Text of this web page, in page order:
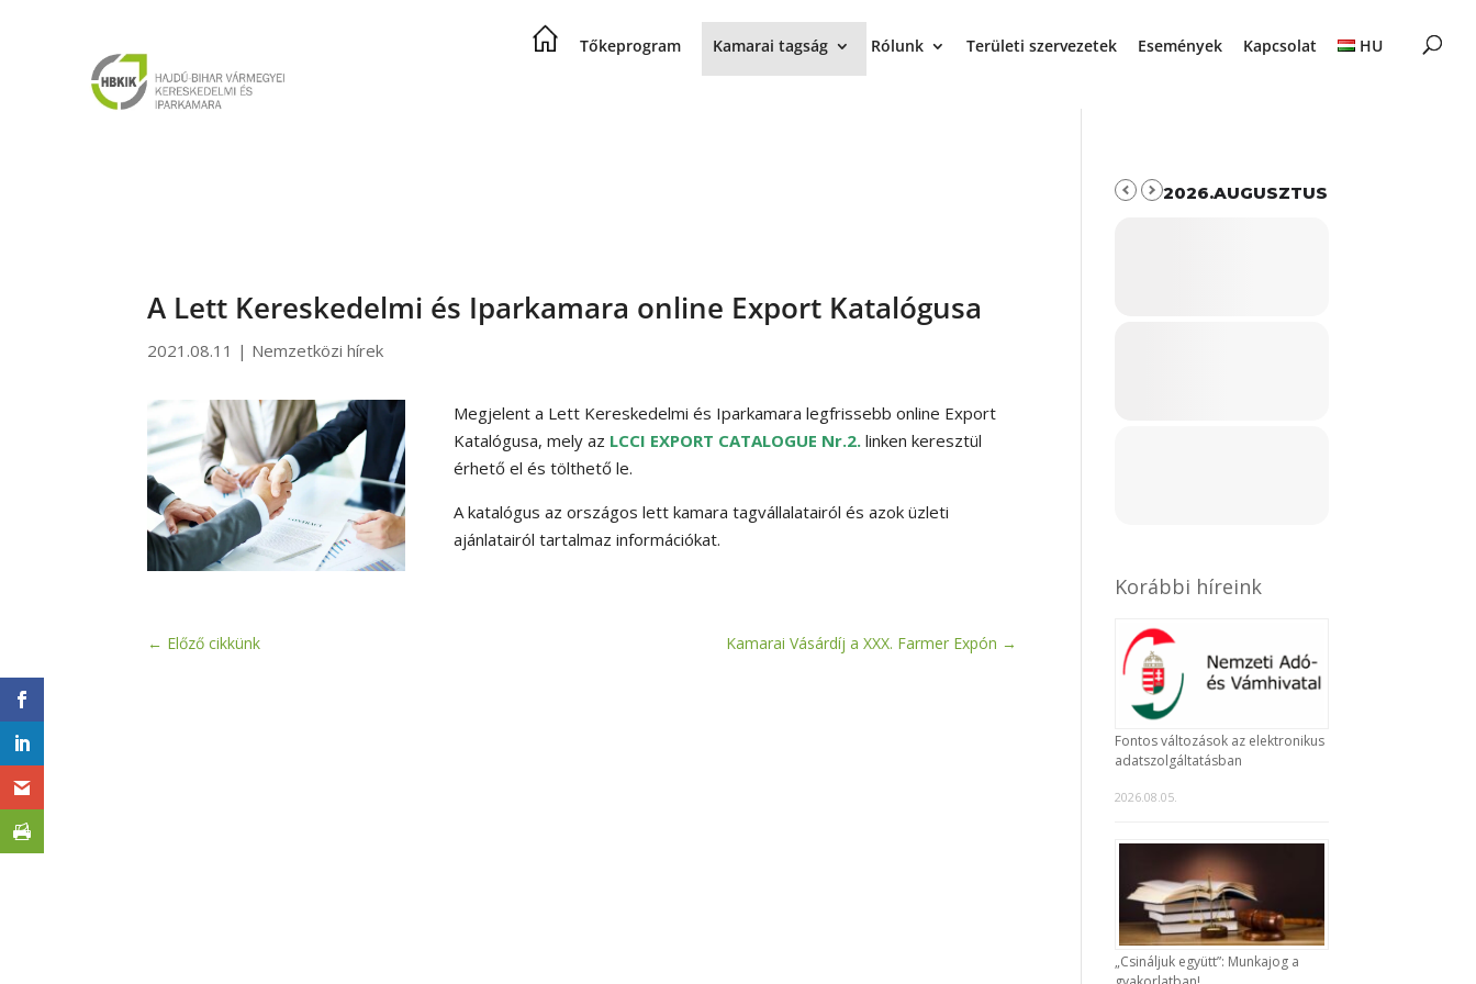
Tőkeprogram Kamarai tagság Rólunk Területi szervezetek Események Kapcsolat HU
A Lett Kereskedelmi és Iparkamara online Export Katalógusa
2021.08.11 | Nemzetközi hírek
Megjelent a Lett Kereskedelmi és Iparkamara legfrissebb online Export
Katalógusa, mely az LCCI EXPORT CATALOGUE Nr.2. linken keresztül
érhető el és tölthető le.
A katalógus az országos lett kamara tagvállalatairól és azok üzleti
ajánlatairól tartalmaz információkat.
← Előző cikkünk Kamarai Vásárdíj a XXX. Farmer Expón →
2026.AUGUSZTUS
Korábbi híreink
Fontos változások az elektronikus
adatszolgáltatásban
2026.08.05.
„Csináljuk együtt”: Munkajog a